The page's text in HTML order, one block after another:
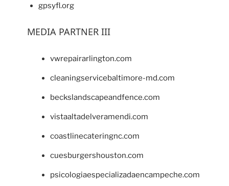
gpsyfl.org
MEDIA PARTNER III
vwrepairarlington.com
cleaningservicebaltimore-md.com
beckslandscapeandfence.com
vistaaltadelveramendi.com
coastlinecateringnc.com
cuesburgershouston.com
psicologiaespecializadaencampeche.com